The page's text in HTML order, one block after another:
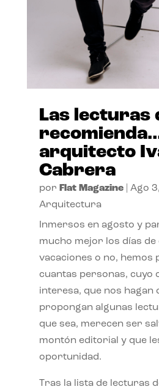
Las lecturas
arquitecto
Cabrera
por Flat Magazine| Ago
Arquitectura
Inmersos en agosto y
mucho mejor los días de
vacaciones o no, hemos
cuantas personas, cuyo
interesa, que nos hagan
propongan algunas
que sea, merecen ser
montón editorial y que
oportunidad.
Tras la lista de lecturas